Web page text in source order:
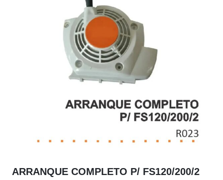
ARRANQUE COMPLETO P/ FS120/200/2